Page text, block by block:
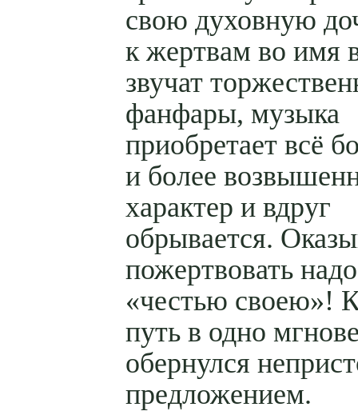
свою духовную
к жертвам во имя
звучат
фанфары, музыка
приобретает всё
и более
характер и вдруг
обрывается.
пожертвовать
«честью своею»!
путь в одно
обернулся
предложением.